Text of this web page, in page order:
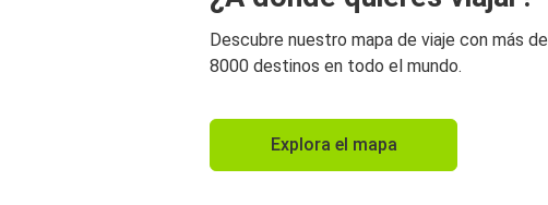
Descubre nuestro mapa de viaje con más de
8000 destinos en todo el mundo.
Explora el mapa